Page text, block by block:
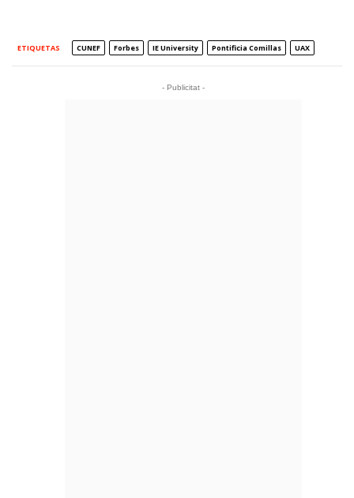
ETIQUETAS CUNEF Forbes IE University Pontificia Comillas UAX
- Publicitat -